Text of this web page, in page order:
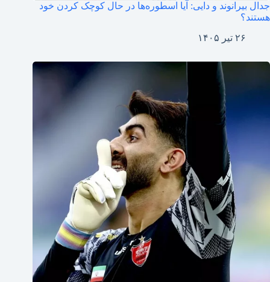
جدال بیرانوند و دایی: آیا اسطوره‌ها در حال کوچک کردن خود
هستند؟
۲۶ تیر ۱۴۰۵